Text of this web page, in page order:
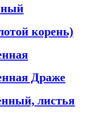
корень)
Драже
листья